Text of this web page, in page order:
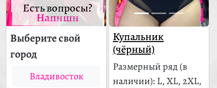
Есть вопросы?
Напиши
Выберите свой
город
Владивосток
Купальник
(чёрный)
Размерный ряд (в
наличии): L, XL, 2XL,